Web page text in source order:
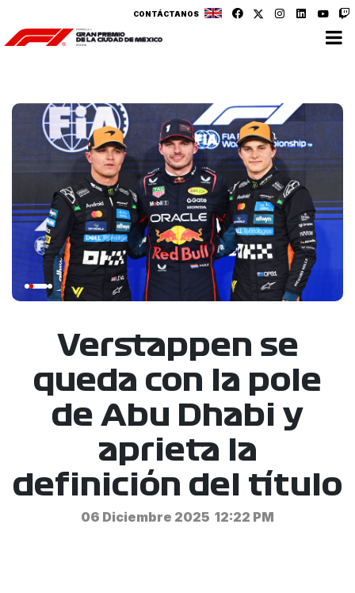
CONTÁCTANOS
Verstappen se
queda con la pole
de Abu Dhabi y
aprieta la
definición del título
06 Diciembre 2025 12:22 PM